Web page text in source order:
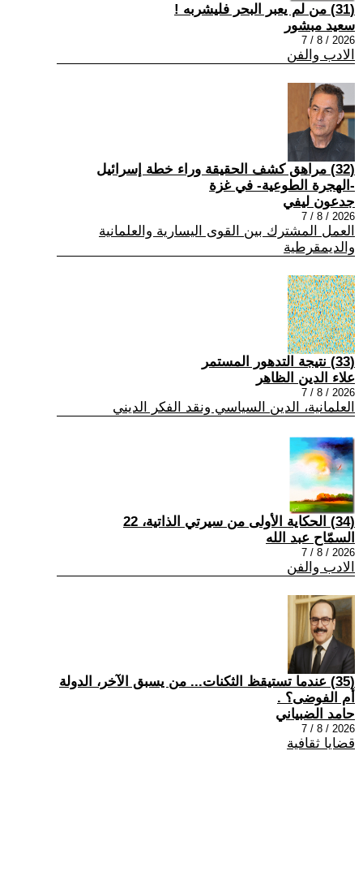
(31) من لم يعبر البحر فليشربه !
سعيد مبشور
2026 / 8 / 7
الادب والفن
(32) مراهق كشف الحقيقة وراء خطة إسرائيل
-الهجرة الطوعية- في غزة
جدعون ليفي
2026 / 8 / 7
العمل المشترك بين القوى اليسارية والعلمانية
والديمقرطية
(33) نتيجة التدهور المستمر
علاء الدين الظاهر
2026 / 8 / 7
العلمانية، الدين السياسي ونقد الفكر الديني
(34) الحكاية الأولى من سيرتي الذاتية، 22
السمّاح عبد الله
2026 / 8 / 7
الادب والفن
(35) عندما تستيقظ الثكنات... من يسبق الآخر، الدولة
أم الفوضى؟ .
حامد الضبياني
2026 / 8 / 7
قضايا ثقافية